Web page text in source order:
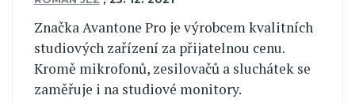
Značka Avantone Pro je výrobcem kvalitních
studiových zařízení za přijatelnou cenu.
Kromě mikrofonů, zesilovačů a sluchátek se
zaměřuje i na studiové monitory.